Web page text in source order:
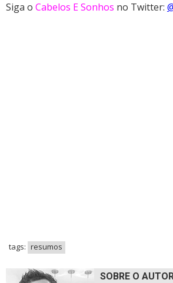
Siga o Cabelos E Sonhos no Twitter:
tags: resumos
SOBRE O